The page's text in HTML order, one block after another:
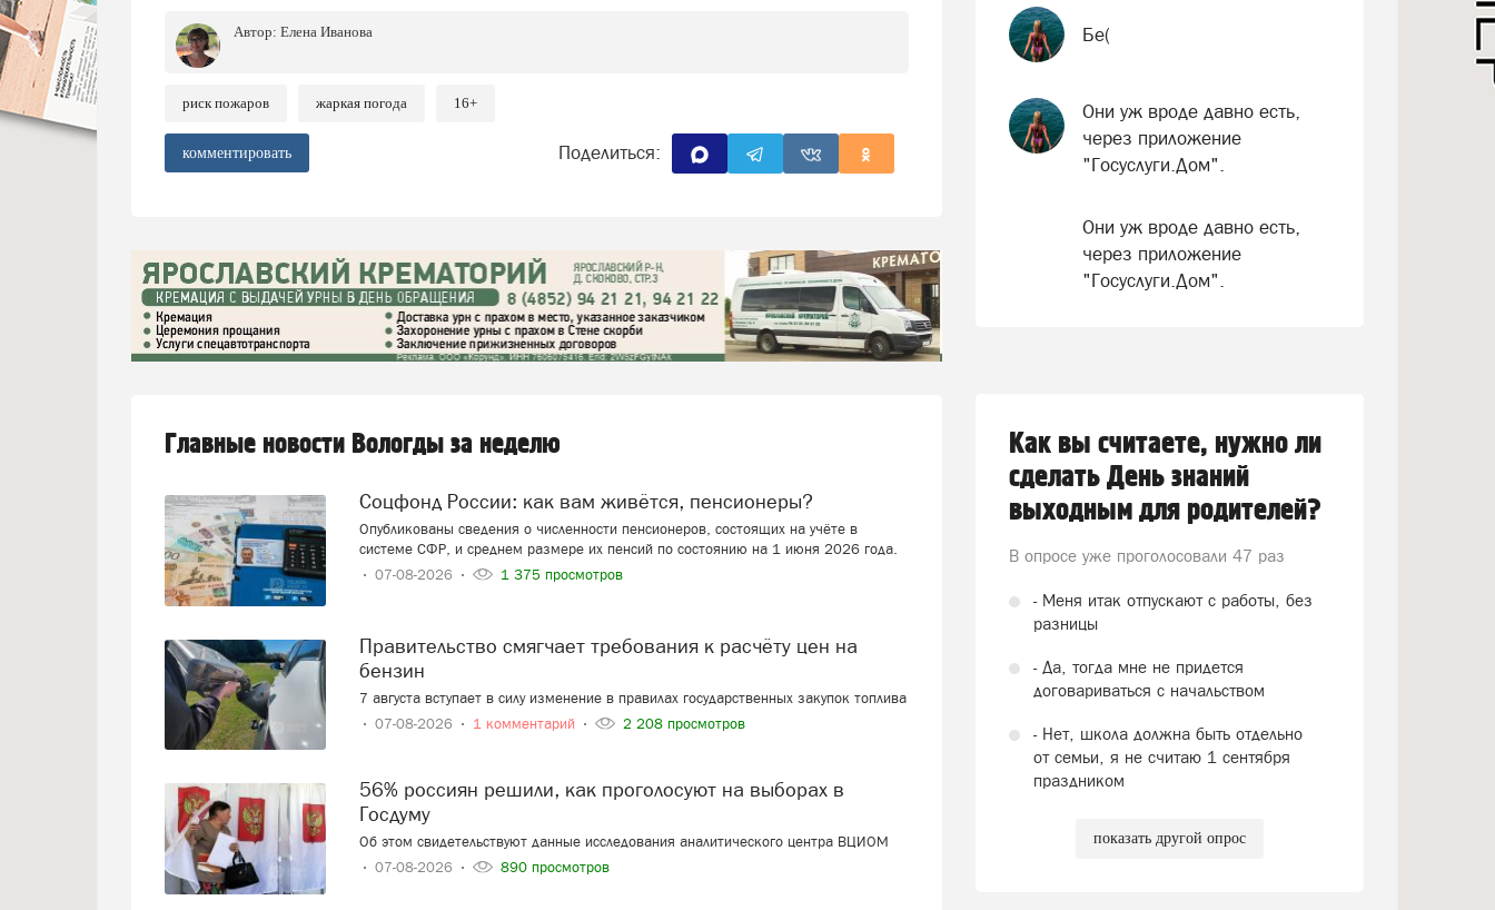
Автор: Елена Иванова
риск пожаров жаркая погода 16+
комментировать Поделиться:
Главные новости Вологды за неделю
Соцфонд России: как вам живётся, пенсионеры?
Опубликованы сведения о численности пенсионеров, состоящих на учёте в
системе СФР, и среднем размере их пенсий по состоянию на 1 июня 2026 года.
07-08-2026
1 375 просмотров
Правительство смягчает требования к расчёту цен на
бензин
7 августа вступает в силу изменение в правилах государственных закупок топлива
07-08-2026
1 комментарий 2 208 просмотров
56% россиян решили, как проголосуют на выборах в
Госдуму
Об этом свидетельствуют данные исследования аналитического центра ВЦИОМ
07-08-2026
890 просмотров
Бе(
Они уж вроде давно есть,
через приложение
"Госуслуги.Дом".
Они уж вроде давно есть,
через приложение
"Госуслуги.Дом".
Как вы считаете, нужно ли
сделать День знаний
выходным для родителей?
В опросе уже проголосовали 47 раз
- Меня итак отпускают с работы, без
разницы
- Да, тогда мне не придется
договариваться с начальством
- Нет, школа должна быть отдельно
от семьи, я не считаю 1 сентября
праздником
показать другой опрос